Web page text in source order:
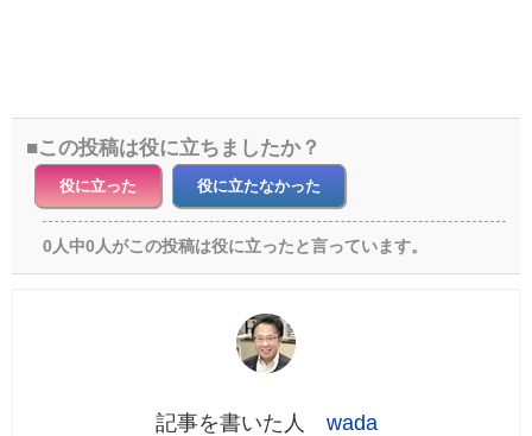
この投稿は役に立ちましたか？
役に立った 役に立たなかった
0人中0人がこの投稿は役に立ったと言っています。
wada